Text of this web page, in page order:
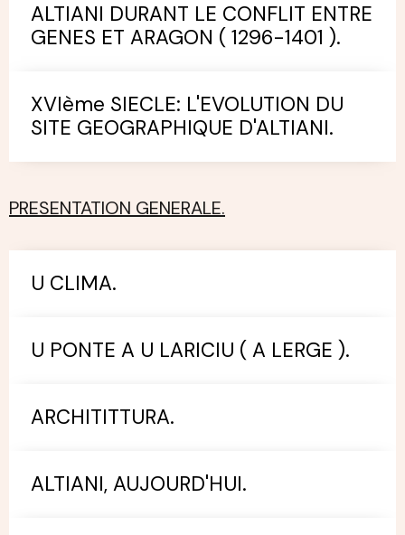
ALTIANI DURANT LE CONFLIT ENTRE
GENES ET ARAGON ( 1296-1401 ).
XVIème SIECLE: L'EVOLUTION DU
SITE GEOGRAPHIQUE D'ALTIANI.
PRESENTATION GENERALE.
U CLIMA.
U PONTE A U LARICIU ( A LERGE ).
ARCHITITTURA.
ALTIANI, AUJOURD'HUI.